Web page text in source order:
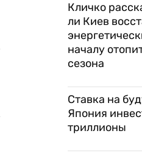
Кличко
ли Киев
началу
сезона
Ставка на
Япония
триллионы